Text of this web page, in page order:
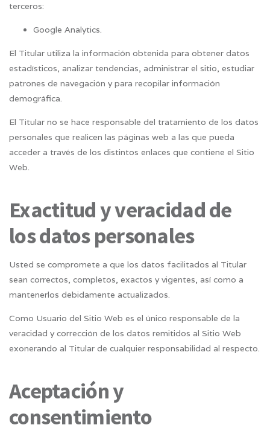
terceros:
Google Analytics.
El Titular utiliza la información obtenida para obtener datos
estadísticos, analizar tendencias, administrar el sitio, estudiar
patrones de navegación y para recopilar información
demográfica.
El Titular no se hace responsable del tratamiento de los datos
personales que realicen las páginas web a las que pueda
acceder a través de los distintos enlaces que contiene el Sitio
Web.
Exactitud y veracidad de
los datos personales
Usted se compromete a que los datos facilitados al Titular
sean correctos, completos, exactos y vigentes, así como a
mantenerlos debidamente actualizados.
Como Usuario del Sitio Web es el único responsable de la
veracidad y corrección de los datos remitidos al Sitio Web
exonerando al Titular de cualquier responsabilidad al respecto.
Aceptación y
consentimiento